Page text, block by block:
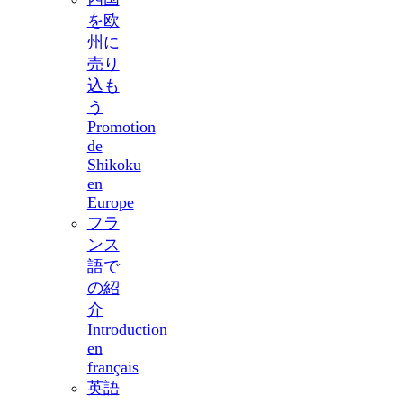
を欧
州に
売り
込も
う
Promotion
de
Shikoku
en
Europe
フラ
ンス
語で
の紹
介
Introduction
en
français
英語